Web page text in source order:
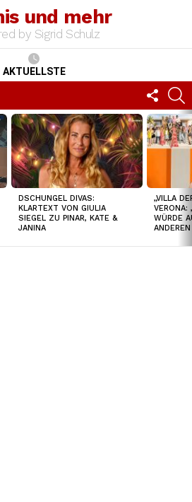
und mehr
by Sigrid Schulz
AKTUELLSTE
US
DSCHUNGEL DIVAS:
KLARTEXT VON GIULIA
SIEGEL ZU PINAR, KATE &
JANINA
„VILLA
VERONA:
WÜRDE